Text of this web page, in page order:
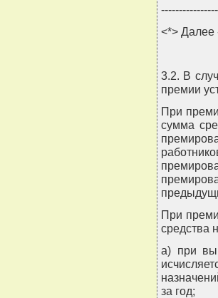
<*> Далее
3.2. В
премии
При
сумма
При
средства
а) при
за год;